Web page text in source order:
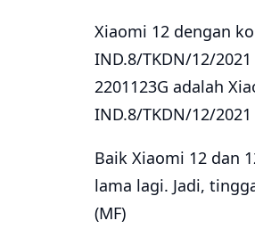
Xiaomi 12 dengan
IND.8/TKDN/12/
2201123G adalah
IND.8/TKDN/12/
Baik Xiaomi 12 dan
lama lagi. Jadi,
(MF)